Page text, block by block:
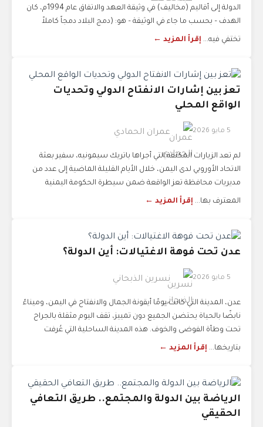
الدولة إلى أقاليم (مخاليف) في وثيقة العهد والاتفاق عام 1994م، كان
الهدف – بحسب ما جاء في الوثيقة – هو: (دمج البلاد دمجاً كاملاً
تختفي فيه... إقرأ المزيد ←
تعز بين إشارات الانفتاح الدولي وتحديات
الواقع المحلي
5 مايو 2026 عمران الحمادي
لم تعد الزيارات المكثفة التي أجراها باتريك سيمونيه، سفير بعثة
الاتحاد الأوروبي لدى اليمن، خلال الأيام القليلة الماضية إلى عدد من
مديريات محافظة تعز الواقعة ضمن سيطرة الحكومة اليمنية
المعترف بها... إقرأ المزيد ←
عدن تحت فوهة الاغتيالات: أين الدولة؟
5 مايو 2026 نسرين الذبحاني
عدن، المدينة التي كانت يومًا أيقونة الجمال والانفتاح في اليمن، وميناءً
نابضًا بالحياة يحتضن الجميع دون تمييز، تقف اليوم مثقلة بالجراح
تحت وطأة الفوضى والخوف. هذه المدينة الساحلية التي عُرفت
بتاريخها... إقرأ المزيد ←
الرياضة بين الدولة والمجتمع.. طريق التعافي
الحقيقي